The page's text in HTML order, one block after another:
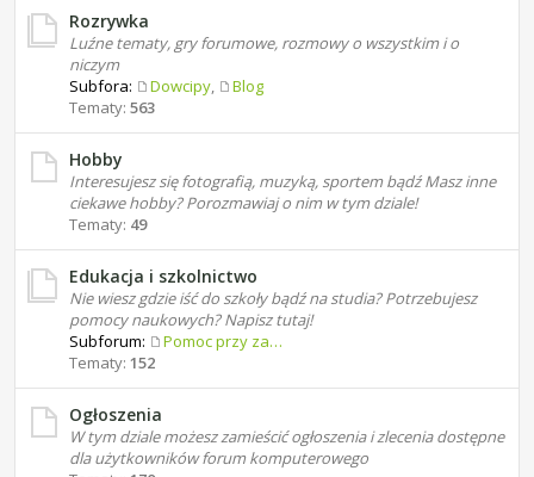
Rozrywka
Luźne tematy, gry forumowe, rozmowy o wszystkim i o
niczym
Subfora:
Dowcipy,
Blog
Tematy: 563
Hobby
Interesujesz się fotografią, muzyką, sportem bądź Masz inne
ciekawe hobby? Porozmawiaj o nim w tym dziale!
Tematy: 49
Edukacja i szkolnictwo
Nie wiesz gdzie iść do szkoły bądź na studia? Potrzebujesz
pomocy naukowych? Napisz tutaj!
Subforum:
Pomoc przy zadaniach domowych
Tematy: 152
Ogłoszenia
W tym dziale możesz zamieścić ogłoszenia i zlecenia dostępne
dla użytkowników forum komputerowego